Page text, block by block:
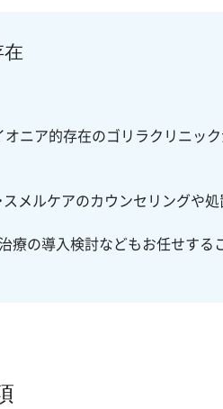
ニア的存在のゴリラクリニック
スメルケアのカウンセリングや
療の導入検討などもお任せする